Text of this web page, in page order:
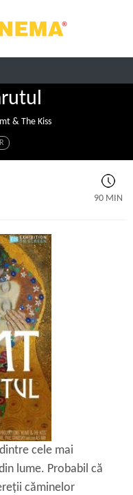
& The Kiss
90 MIN
cele mai
lume. Probabil că
căminelor